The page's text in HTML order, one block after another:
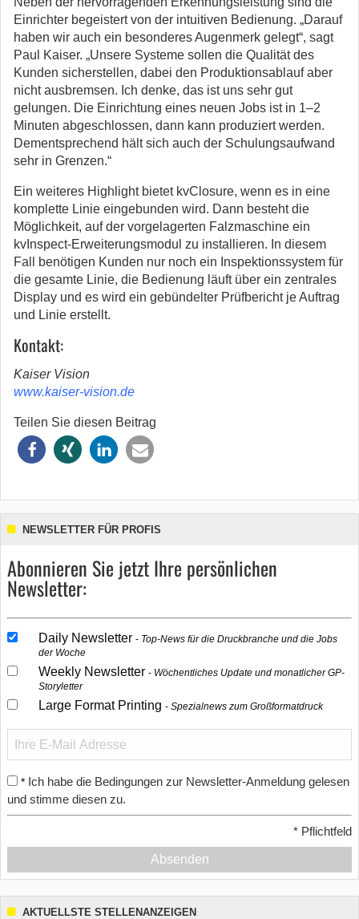
Einrichter begeistert von der intuitiven Bedienung. „Darauf
haben wir auch ein besonderes Augenmerk gelegt“, sagt
Paul Kaiser. „Unsere Systeme sollen die Qualität des
Kunden sicherstellen, dabei den Produktionsablauf aber
nicht ausbremsen. Ich denke, das ist uns sehr gut
gelungen. Die Einrichtung eines neuen Jobs ist in 1–2
Minuten abgeschlossen, dann kann produziert werden.
Dementsprechend hält sich auch der Schulungsaufwand
sehr in Grenzen.“
Ein weiteres Highlight bietet kvClosure, wenn es in eine
komplette Linie eingebunden wird. Dann besteht die
Möglichkeit, auf der vorgelagerten Falzmaschine ein
kvInspect-Erweiterungsmodul zu installieren. In diesem
Fall benötigen Kunden nur noch ein Inspektionssystem für
die gesamte Linie, die Bedienung läuft über ein zentrales
Display und es wird ein gebündelter Prüfbericht je Auftrag
und Linie erstellt.
Kontakt:
Kaiser Vision
www.kaiser-vision.de
Teilen Sie diesen Beitrag
NEWSLETTER FÜR PROFIS
Abonnieren Sie jetzt Ihre persönlichen
Newsletter:
Daily Newsletter
Top-News für die Druckbranche und die Jobs
der Woche
Weekly Newsletter
Wöchentliches Update und monatlicher GP-
Storyletter
Large Format Printing Spezialnews zum Großformatdruck
* Ich habe die Bedingungen zur Newsletter-Anmeldung gelesen
und stimme diesen zu.
* Pflichtfeld
Absenden
AKTUELLSTE STELLENANZEIGEN